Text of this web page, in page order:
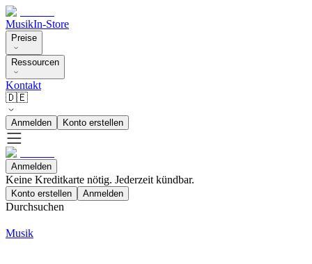
MusikIn-Store
Preise
Ressourcen
Kontakt
🇩🇪
Anmelden Konto erstellen
Anmelden
Keine Kreditkarte nötig. Jederzeit kündbar.
Konto erstellen Anmelden
Durchsuchen
Musik